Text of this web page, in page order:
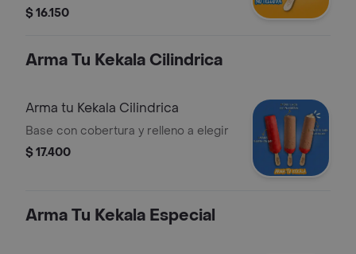
$ 16.150
Arma Tu Kekala Cilindrica
Arma tu Kekala Cilindrica
Base con cobertura y relleno a elegir
$ 17.400
Arma Tu Kekala Especial